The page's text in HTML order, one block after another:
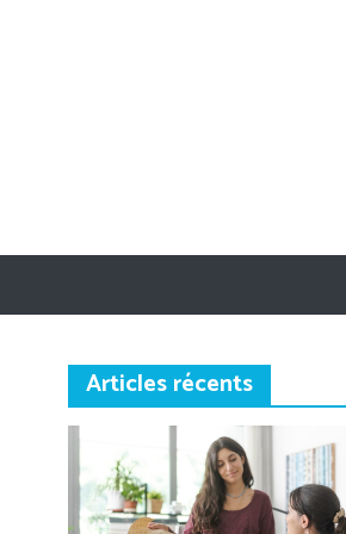
Articles récents